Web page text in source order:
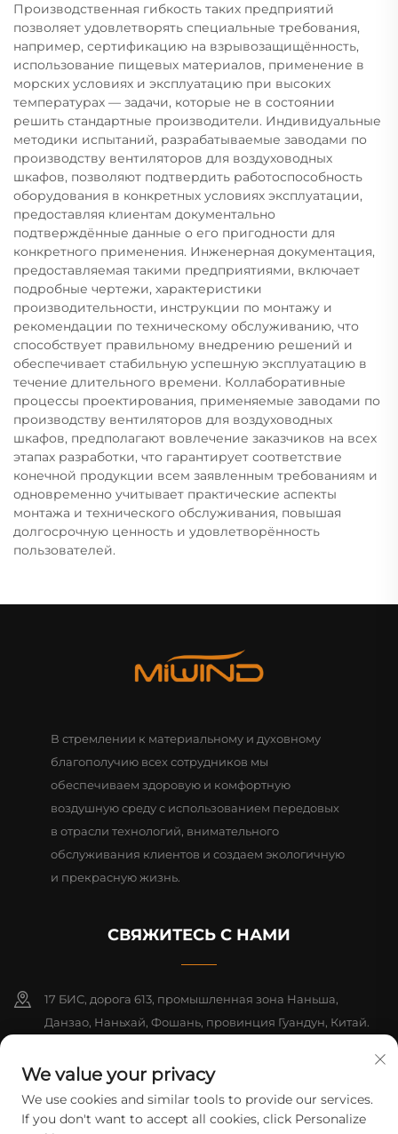
Производственная гибкость таких предприятий
позволяет удовлетворять специальные требования,
например, сертификацию на взрывозащищённость,
использование пищевых материалов, применение в
морских условиях и эксплуатацию при высоких
температурах — задачи, которые не в состоянии
решить стандартные производители. Индивидуальные
методики испытаний, разрабатываемые заводами по
производству вентиляторов для воздуховодных
шкафов, позволяют подтвердить работоспособность
оборудования в конкретных условиях эксплуатации,
предоставляя клиентам документально
подтверждённые данные о его пригодности для
конкретного применения. Инженерная документация,
предоставляемая такими предприятиями, включает
подробные чертежи, характеристики
производительности, инструкции по монтажу и
рекомендации по техническому обслуживанию, что
способствует правильному внедрению решений и
обеспечивает стабильную успешную эксплуатацию в
течение длительного времени. Коллаборативные
процессы проектирования, применяемые заводами по
производству вентиляторов для воздуховодных
шкафов, предполагают вовлечение заказчиков на всех
этапах разработки, что гарантирует соответствие
конечной продукции всем заявленным требованиям и
одновременно учитывает практические аспекты
монтажа и технического обслуживания, повышая
долгосрочную ценность и удовлетворённость
пользователей.
В стремлении к материальному и духовному
благополучию всех сотрудников мы
обеспечиваем здоровую и комфортную
воздушную среду с использованием передовых
в отрасли технологий, внимательного
обслуживания клиентов и создаем экологичную
и прекрасную жизнь.
СВЯЖИТЕСЬ С НАМИ
17 БИС, дорога 613, промышленная зона Наньша,
Данзао, Наньхай, Фошань, провинция Гуандун, Китай.
+86-13726355315
[email protected]
We value your privacy
We use cookies and similar tools to provide our services.
If you don't want to accept all cookies, click Personalize